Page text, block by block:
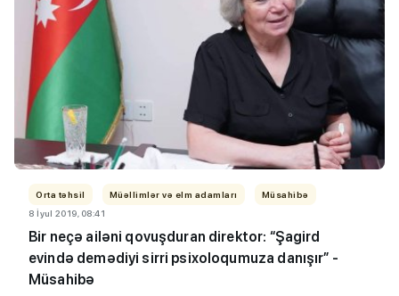
Orta təhsil Müəllimlər və elm adamları
Müsahibə
8 İyul 2019, 08:41
Bir neçə ailəni qovuşduran direktor: “Şagird
evində demədiyi sirri psixoloqumuza danışır” -
Müsahibə